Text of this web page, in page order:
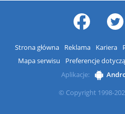
Strona główna Reklama Kariera
Mapa serwisu
Preferencje
Aplikacje:
© Copyright 1998-